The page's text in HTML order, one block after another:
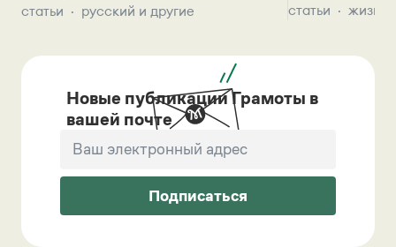
статьи русский и другие статьи жизнь
Новые публикации Грамоты в
вашей почте
Подписаться